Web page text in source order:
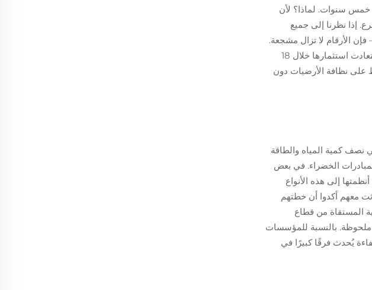
تقلل عادةً من تكاليف العمالة لديها بنسبة تصل إلى 30% بعد خمس سنوات. لماذا؟ لأن
إذا نظرنا إلى جميع
الأرقام لا تزال مشجعة.
خذ مثالاً على شركة تعاملنا معها السنة الماضية. لقد انتقلت إلى آلات تنظيف أرضيات آلية واستعادت استثمارها خلال 18
على نظافة الأرضيات دون
نصف كمية المياه والطاقة
الخضراء. في بعض
إلى هذه الأنواع
معهم أكدوا أن خطتهم
المستقاة من قطاع
بالنسبة للمؤسسات
يُحدث فرقًا كبيرًا في